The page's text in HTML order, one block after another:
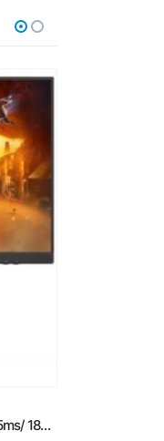
Monitor Gaming AOC 24G4X 23.8’/ Full HD/ 0.5ms/ 180Hz/ IPS/ Multimedia/ Regulable en altura/ Negro